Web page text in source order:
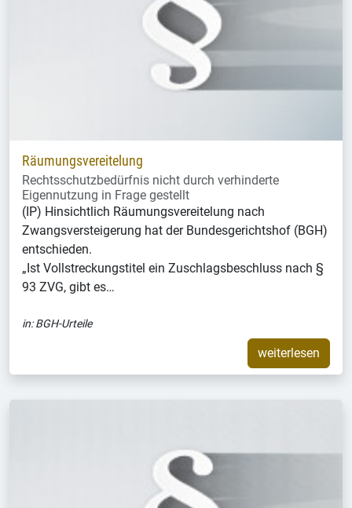
Räumungsvereitelung
Rechtsschutzbedürfnis nicht durch verhinderte
Eigennutzung in Frage gestellt
(IP) Hinsichtlich Räumungsvereitelung nach
Zwangsversteigerung hat der Bundesgerichtshof (BGH)
entschieden.
„Ist Vollstreckungstitel ein Zuschlagsbeschluss nach §
93 ZVG, gibt es…
in:BGH-Urteile
weiterlesen